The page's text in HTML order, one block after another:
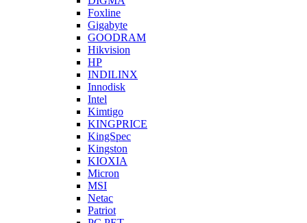
Foxline
Gigabyte
GOODRAM
Hikvision
HP
INDILINX
Innodisk
Intel
Kimtigo
KINGPRICE
KingSpec
Kingston
KIOXIA
Micron
MSI
Netac
Patriot